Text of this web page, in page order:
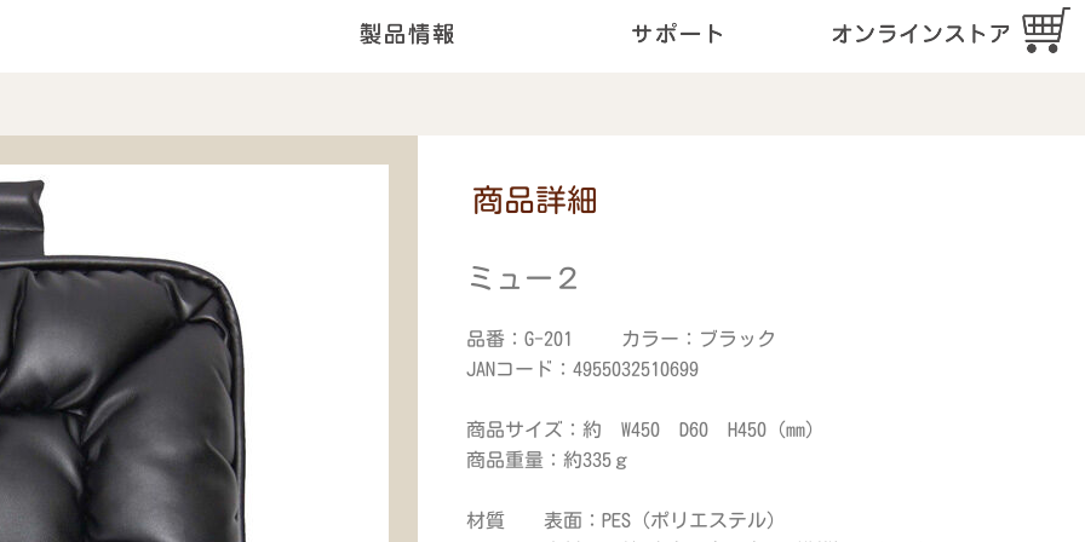
商品詳細
ミュー２
品番：G-201 カラー：ブラック
JANコード：4955032510699
商品サイズ：約 W450 D60 H450 (mm)
商品重量：約335ｇ
材質 表面：PES（ポリエステル）